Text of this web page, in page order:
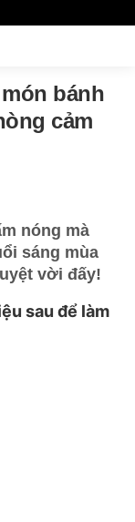
bánh
cảm
nóng mà
sáng mùa
vời đấy!
sau để làm